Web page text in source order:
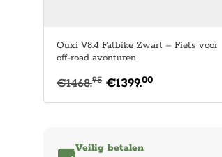
Ouxi V8.4 Fatbike Zwart – Fiets voor
off-road avonturen
€1468.95 €1399.00
Veilig betalen